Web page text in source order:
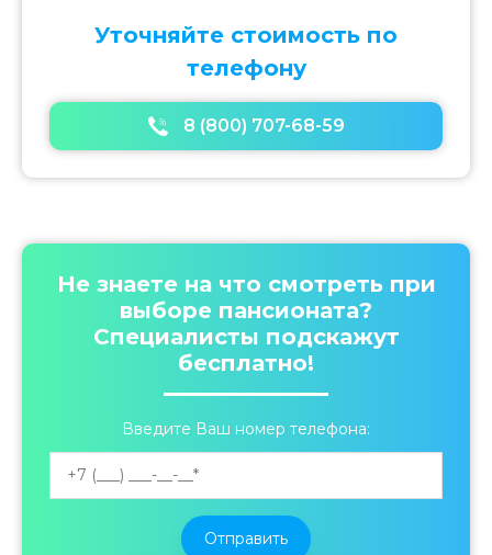
Уточняйте стоимость по
телефону
8 (800) 707-68-59
Не знаете на что смотреть при
выборе пансионата?
Специалисты подскажут
бесплатно!
Введите Ваш номер телефона: